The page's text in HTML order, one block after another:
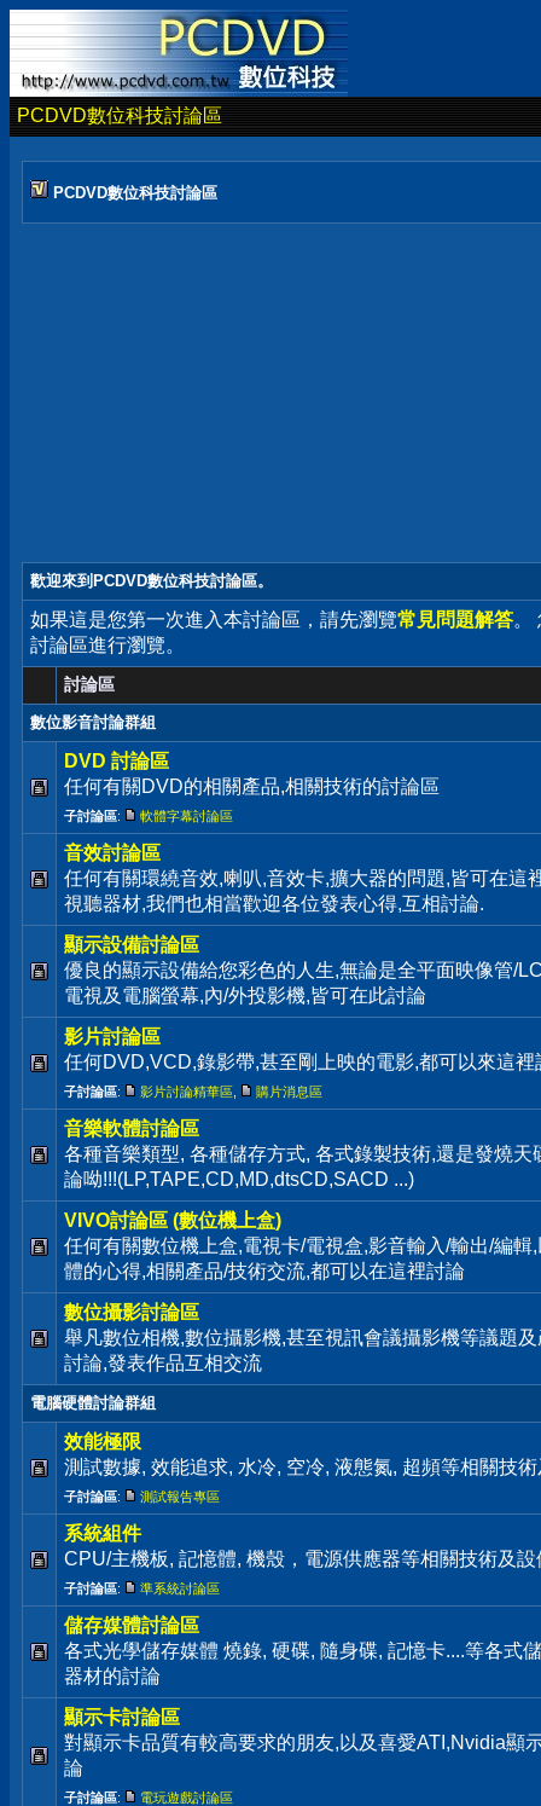
PCDVD數位科技討論區
PCDVD數位科技討論區
歡迎來到PCDVD數位科技討論區。
如果這是您第一次進入本討論區，請先瀏覽常見問題解答。
討論區進行瀏覽。
討論區
數位影音討論群組
DVD 討論區
任何有關DVD的相關產品,相關技術的討論區
子討論區: 軟體字幕討論區
音效討論區
任何有關環繞音效,喇叭,音效卡,擴大器的問題,皆可在這
視聽器材,我們也相當歡迎各位發表心得,互相討論.
顯示設備討論區
優良的顯示設備給您彩色的人生,無論是全平面映像管/
電視及電腦螢幕,內/外投影機,皆可在此討論
影片討論區
任何DVD,VCD,錄影帶,甚至剛上映的電影,都可以來這裡
子討論區: 影片討論精華區 購片消息區
音樂軟體討論區
各種音樂類型, 各種儲存方式, 各式錄製技術,還是發燒天
論呦!!!(LP,TAPE,CD,MD,dtsCD,SACD ...)
VIVO討論區 (數位機上盒)
任何有關數位機上盒,電視卡/電視盒,影音輸入/輸出/編輯
體的心得,相關產品/技術交流,都可以在這裡討論
數位攝影討論區
舉凡數位相機,數位攝影機,甚至視訊會議攝影機等議題
討論,發表作品互相交流
電腦硬體討論群組
效能極限
測試數據, 效能追求, 水冷, 空冷, 液態氮, 超頻等相關技
子討論區: 測試報告專區
系統組件
CPU/主機板, 記憶體, 機殼，電源供應器等相關技術及
子討論區: 準系統討論區
儲存媒體討論區
各式光學儲存媒體 燒錄, 硬碟, 隨身碟, 記憶卡....等各式
器材的討論
顯示卡討論區
對顯示卡品質有較高要求的朋友,以及喜愛ATI,Nvidia顯
論
子討論區: 電玩遊戲討論區